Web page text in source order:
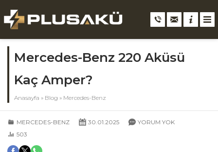
Mercedes-Benz 220 Aküsü
Kaç Amper?
Anasayfa » Blog » Mercedes-Benz
MERCEDES-BENZ 30.01.2025
YORUM YOK
503